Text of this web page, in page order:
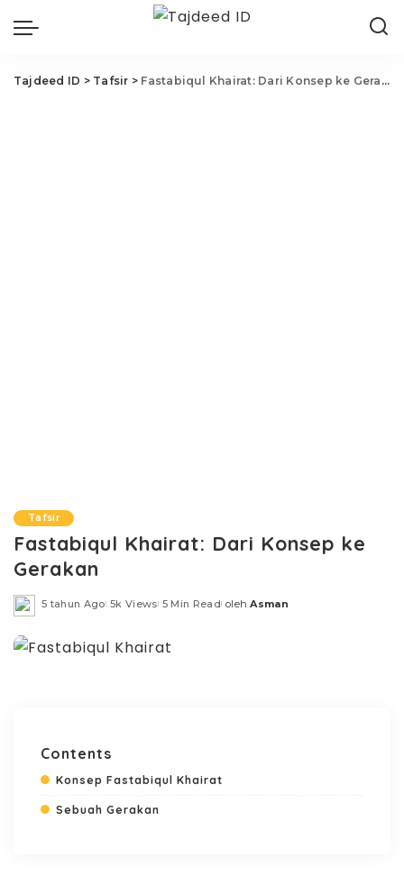
Tajdeed ID > Tafsir > Fastabiqul Khairat: Dari Konsep ke Gerakan
Tafsir
Fastabiqul Khairat: Dari Konsep ke
Gerakan
5 tahun Ago 5k Views 5 Min Read
Posted
oleh Asman
Contents
Konsep Fastabiqul Khairat
Sebuah Gerakan